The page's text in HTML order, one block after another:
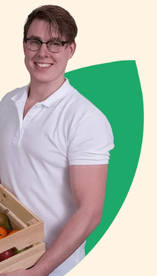
worden. Een
50 gram bevat
9,5 gram
suikers),
gram vezels.